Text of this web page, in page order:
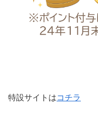
特設サイトはコチラ